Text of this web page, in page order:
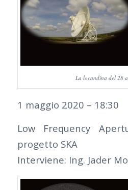
La locandina del 28
1 maggio 2020 – 18:30
Low Frequency
progetto SKA
Interviene: Ing. Jader